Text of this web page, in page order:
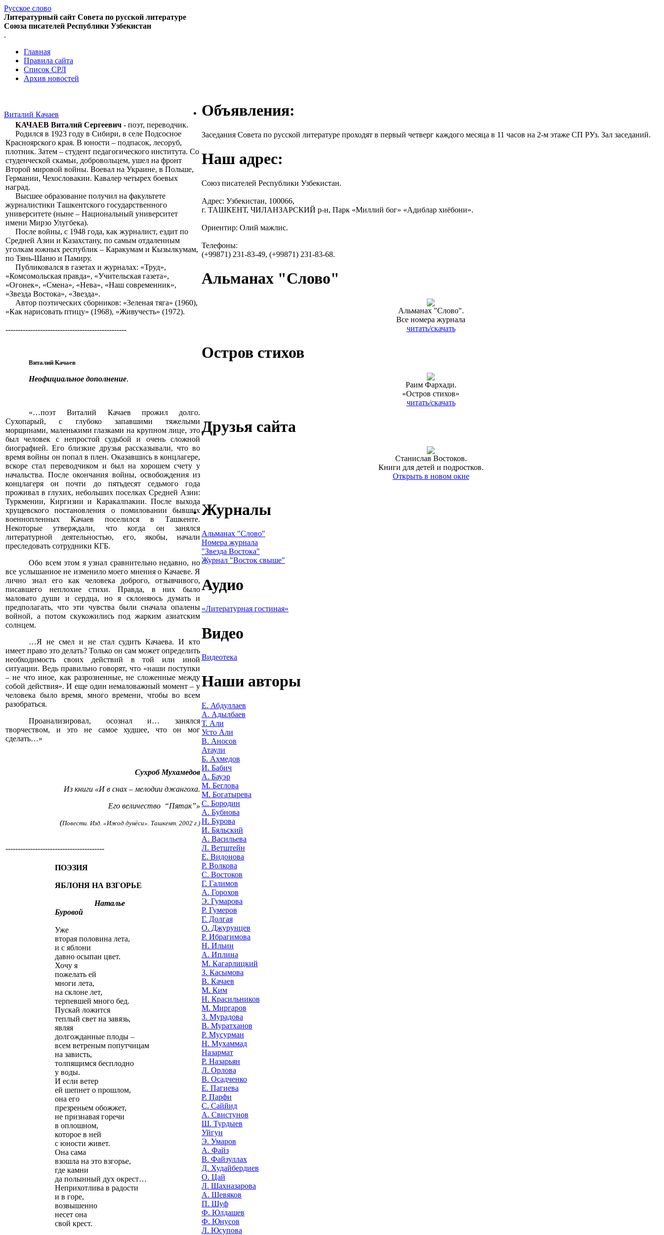
Русское слово
Литературный сайт Совета по русской литературе
Союза писателей Республики Узбекистан
.
Главная
Правила сайта
Список СРЛ
Архив новостей
Виталий Качаев
КАЧАЕВ Виталий Сергеевич - поэт, переводчик.
Родился в 1923 году в Сибири, в селе Подсосное
Красноярского края. В юности – подпасок, лесоруб,
плотник. Затем – студент педагогического института. Со
студенческой скамьи, добровольцем, ушел на фронт
Второй мировой войны. Воевал на Украине, в Польше,
Германии, Чехословакии. Кавалер четырех боевых
наград.
Высшее образование получил на факультете
журналистики Ташкентского государственного
университете (ныне – Национальный университет
имени Мирзо Улугбека).
После войны, с 1948 года, как журналист, ездит по
Средней Азии и Казахстану, по самым отдаленным
уголкам южных республик – Каракумам и Кызылкумам,
по Тянь-Шаню и Памиру.
Публиковался в газетах и журналах: «Труд»,
«Комсомольская правда», «Учительская газета»,
«Огонек», «Смена», «Нева», «Наш современник»,
«Звезда Востока», «Звезда».
Автор поэтических сборников: «Зеленая тяга» (1960),
«Как нарисовать птицу» (1968), «Живучесть» (1972).
-------------------------------------------------
Виталий Качаев
Неофициальное дополнение.
«…поэт Виталий Качаев прожил долго.
Сухопарый, с глубоко запавшими тяжелыми
морщинами, маленькими глазками на крупном лице, это
был человек с непростой судьбой и очень сложной
биографией. Его близкие друзья рассказывали, что во
время войны он попал в плен. Оказавшись в концлагере,
вскоре стал переводчиком и был на хорошем счету у
начальства. После окончания войны, освобождения из
концлагеря он почти до пятьдесят седьмого года
проживал в глухих, небольших поселках Средней Азии:
Туркмении, Киргизии и Каракалпакии. После выхода
хрущевского постановления о помиловании бывших
военнопленных Качаев поселился в Ташкенте.
Некоторые утверждали, что когда он занялся
литературной деятельностью, его, якобы, начали
преследовать сотрудники КГБ.
Обо всем этом я узнал сравнительно недавно, но
все услышанное не изменило моего мнения о Качаеве. Я
лично знал его как человека доброго, отзывчивого,
писавшего неплохие стихи. Правда, в них было
маловато души и сердца, но я склоняюсь думать и
предполагать, что эти чувства были сначала опалены
войной, а потом скукожились под жарким азиатским
солнцем.
…Я не смел и не стал судить Качаева. И кто
имеет право это делать? Только он сам может определить
необходимость своих действий в той или иной
ситуации. Ведь правильно говорят, что «наши поступки
– не что иное, как разрозненные, не сложенные между
собой действия». И еще один немаловажный момент – у
человека было время, много времени, чтобы во всем
разобраться.
Проанализировал, осознал и… занялся
творчеством, и это не самое худшее, что он мог
сделать…»
Сухроб Мухамедов
Из книги «И в снах – мелодии джангоха.
Его величество “Пятак”»
(Повести. Изд. «Ижод дунёси». Ташкент. 2002 г.)
----------------------------------------
ПОЭЗИЯ
ЯБЛОНЯ НА ВЗГОРЬЕ
Наталье
Буровой
Уже
вторая половина лета,
и с яблони
давно осыпан цвет.
Хочу я
пожелать ей
многи лета,
на склоне лет,
терпевшей много бед.
Пускай ложится
теплый свет на завязь,
являя
долгожданные плоды –
всем ветреным попутчицам
на зависть,
толпящимся бесплодно
у воды.
И если ветер
ей шепнет о прошлом,
она его
презреньем обожжет,
не признавая горечи
в оплошном,
которое в ней
с юности живет.
Она сама
взошла на это взгорье,
где камни
да полынный дух окрест…
Неприхотлива в радости
и в горе,
возвышенно
несет она
свой крест.
Объявления:
Заседания Совета по русской литературе проходят в первый четверг каждого месяца в 11 часов на 2-м этаже СП РУз. Зал заседаний.
Наш адрес:
Союз писателей Республики Узбекистан.
Адрес: Узбекистан, 100066,
г. ТАШКЕНТ, ЧИЛАНЗАРСКИЙ р-н, Парк «Миллий бог» «Адиблар хиёбони».
Ориентир: Олий мажлис.
Телефоны:
(+99871) 231-83-49, (+99871) 231-83-68.
Альманах "Слово"
Альманах "Слово".
Все номера журнала
читать/скачать
Остров стихов
Раим Фархади.
«Остров стихов»
читать/скачать
Друзья сайта
Станислав Востоков.
Книги для детей и подростков.
Открыть в новом окне
Журналы
Альманах "Слово"
Номера журнала
"Звезда Востока"
Журнал "Восток свыше"
Аудио
«Литературная гостиная»
Видео
Видеотека
Наши авторы
Е. Абдуллаев
А. Адылбаев
Т. Али
Усто Али
В. Аносов
Атаули
Б. Ахмедов
И. Бабич
А. Бауэр
М. Беглова
М. Богатырева
С. Бородин
А. Бубнова
Н. Бурова
И. Бяльский
А. Васильева
Л. Ветштейн
Е. Видонова
Р. Волкова
С. Востоков
Г. Галимов
А. Горохов
Э. Гумарова
Р. Гумеров
Г. Долгая
О. Джурунцев
Р. Ибрагимова
Н. Ильин
А. Иплина
М. Кагарлицкий
З. Касымова
В. Качаев
М. Ким
Н. Красильников
М. Миргаров
З. Мурадова
В. Муратханов
Р. Мусурман
Н. Мухаммад
Назармат
Р. Назарьян
Л. Орлова
В. Осадченко
Е. Пагиева
Р. Парфи
С. Саййид
А. Свистунов
Ш. Турдыев
Уйгун
Э. Умаров
А. Файз
В. Файзуллах
Д. Худайбердиев
О. Цай
Л. Шахназарова
А. Шевяков
П. Шуф
Ф. Юлдашев
Ф. Юнусов
Л. Юсупова